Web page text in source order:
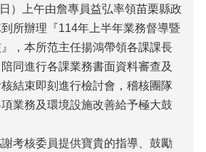
）上午由詹專員益弘率領苗栗縣政
所辦理『114年上半年業務督導暨
，本所范主任揚鴻帶領各課課長
同進行各課業務書面資料審查及
結束即刻進行檢討會，稽核團隊
業務及環境設施改善給予極大鼓
考核委員提供寶貴的指導、鼓勵